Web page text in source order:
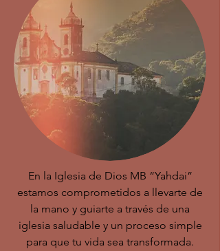
En la Iglesia de Dios MB “Yahdai”
estamos comprometidos a llevarte de
la mano y guiarte a través de una
iglesia saludable y un proceso simple
para que tu vida sea transformada.